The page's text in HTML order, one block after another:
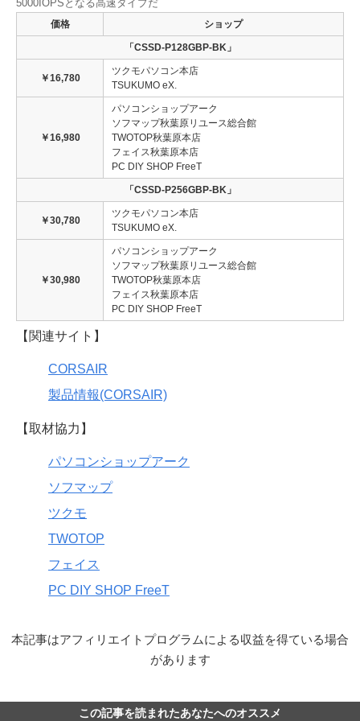
5000IOPSとなる高速タイプだ
価格 ショップ
「CSSD-P128GBP-BK」
￥16,780
ツクモパソコン本店
TSUKUMO eX.
￥16,980
パソコンショップアーク
ソフマップ秋葉原リユース総合館
TWOTOP秋葉原本店
フェイス秋葉原本店
PC DIY SHOP FreeT
「CSSD-P256GBP-BK」
￥30,780
ツクモパソコン本店
TSUKUMO eX.
￥30,980
パソコンショップアーク
ソフマップ秋葉原リユース総合館
TWOTOP秋葉原本店
フェイス秋葉原本店
PC DIY SHOP FreeT
【関連サイト】
CORSAIR
製品情報(CORSAIR)
【取材協力】
パソコンショップアーク
ソフマップ
ツクモ
TWOTOP
フェイス
PC DIY SHOP FreeT
本記事はアフィリエイトプログラムによる収益を得ている場合
があります
この記事を読まれたあなたへのオススメ